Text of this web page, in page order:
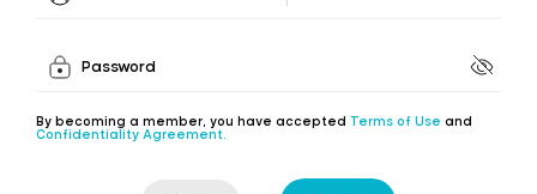
By becoming a member, you have accepted Terms of Use and
Confidentiality Agreement.